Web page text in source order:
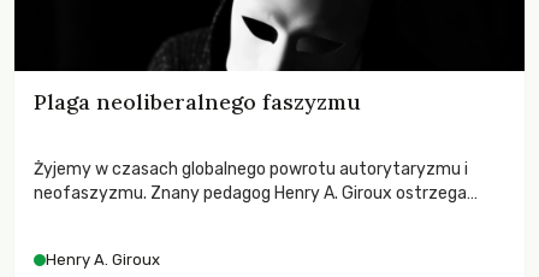
Plaga neoliberalnego faszyzmu
Żyjemy w czasach globalnego powrotu autorytaryzmu i
neofaszyzmu. Znany pedagog Henry A. Giroux ostrzega
wychowają świadomych obywateli?
Henry A. Giroux